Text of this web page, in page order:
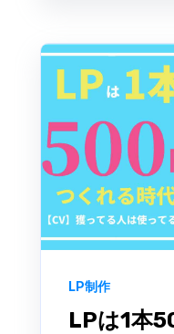
LP制作
LPは1本